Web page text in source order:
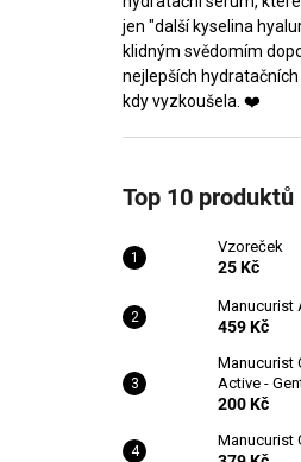
jen "další kyselina
klidným svědomím
nejlepších
kdy vyzkoušela. ❤️
Top 10 produktů
Vzoreček
25 Kč
Manucurist
459 Kč
Manucurist
Active -
200 Kč
Manucurist